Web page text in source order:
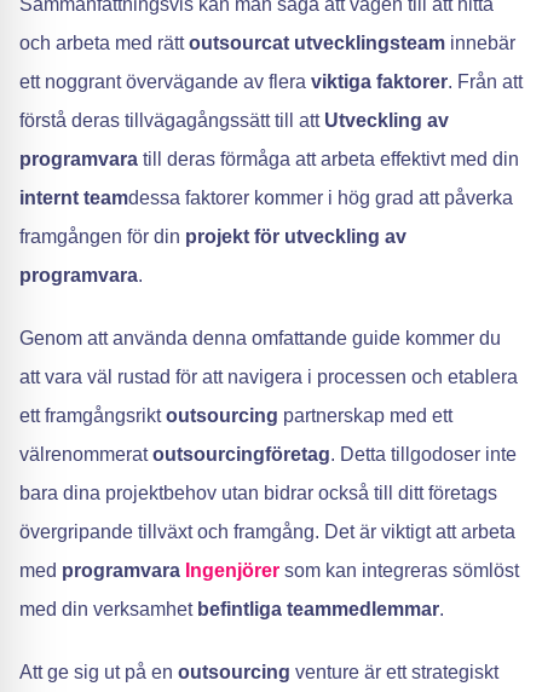
Sammanfattningsvis kan man säga att vägen till att hitta
och arbeta med rättoutsourcat utvecklingsteam innebär
ett noggrant övervägande av flera viktiga faktorer. Från att
förstå deras tillvägagångssätt till att Utveckling av
programvara till deras förmåga att arbeta effektivt med din
internt teamdessa faktorer kommer i hög grad att påverka
framgången för din projekt för utveckling av
programvara.
Genom att använda denna omfattande guide kommer du
att vara väl rustad för att navigera i processen och etablera
ett framgångsriktoutsourcing partnerskap med ett
välrenommeratoutsourcingföretag. Detta tillgodoser inte
bara dina projektbehov utan bidrar också till ditt företags
övergripande tillväxt och framgång. Det är viktigt att arbeta
med programvara Ingenjörer som kan integreras sömlöst
med din verksamhet befintliga teammedlemmar.
Att ge sig ut på en outsourcing venture är ett strategiskt